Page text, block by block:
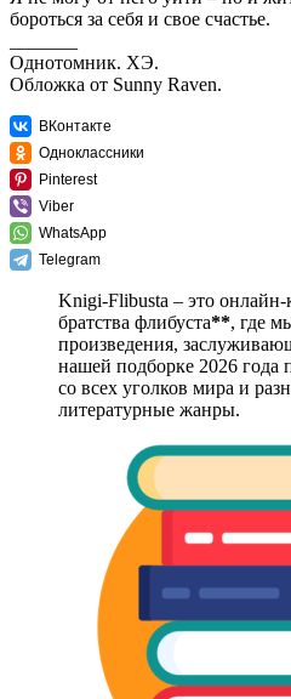
бороться за себя и свое счастье.
Однотомник. ХЭ.
Обложка от Sunny Raven.
ВКонтакте
Одноклассники
Pinterest
Viber
WhatsApp
Telegram
Knigi-Flibusta – это
братства флибуста**, где
произведения,
нашей подборке 2026 года
со всех уголков мира и
литературные жанры.